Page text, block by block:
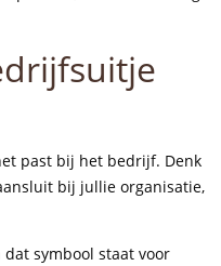
past bij het bedrijf. Denk
bij jullie organisatie,
symbool staat voor